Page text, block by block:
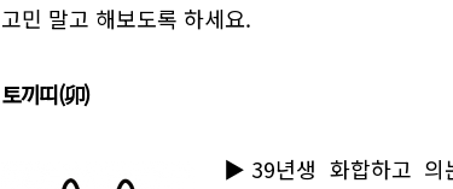
고민 말고 해보도록 하세요.
토끼띠(卯)
▶39년생 화합하고 의